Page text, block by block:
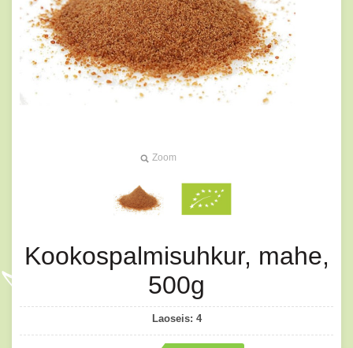
Zoom
Kookospalmisuhkur, mahe,
500g
Laoseis: 4